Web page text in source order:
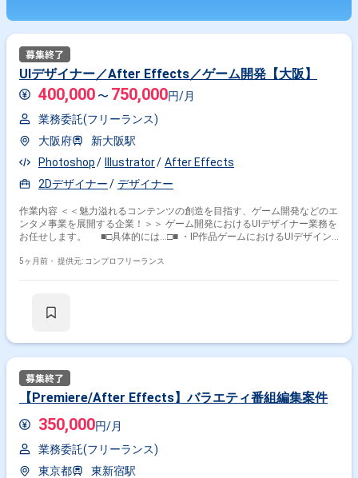
UIデザイナー／After Effects／ゲーム開発【大阪】
400,000 〜 750,000円/月
業務委託(フリーランス)
大阪府
新大阪駅
Photoshop
Illustrator
After Effects
2Dデザイナー
デザイナー
作業内容 ＜＜魅力溢れるコンテンツの創造を目指す、ゲーム開発などのエ
ンタメ事業を展開する企業！＞＞ ゲーム開発におけるUIデザイナー業務を
お任せします。 ■□具体的には…□■ ・IP作品ゲームにおけるUIデザイン
い方 ・新しい技術や表現に挑戦したい方
5ヶ月前・ 提供元: コンプロフリーランス
【Premiere/After Effects】バラエティ番組編集案件
350,000円/月
業務委託(フリーランス)
東京都
東新宿駅